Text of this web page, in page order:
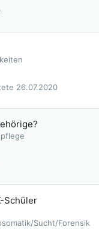
26.07.2020
Schüler
Sucht/Forensik